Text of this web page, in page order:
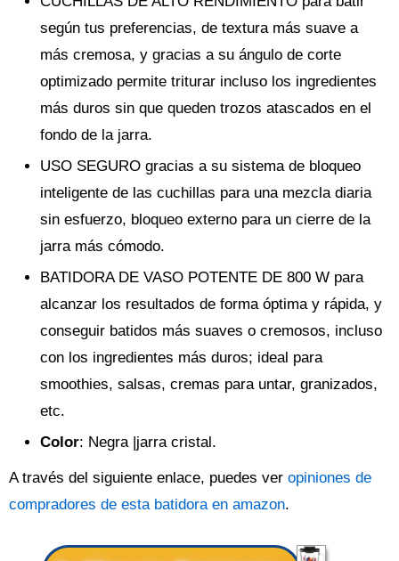
según tus preferencias, de textura más suave a
más cremosa, y gracias a su ángulo de corte
optimizado permite triturar incluso los ingredientes
más duros sin que queden trozos atascados en el
fondo de la jarra.
USO SEGURO gracias a su sistema de bloqueo
inteligente de las cuchillas para una mezcla diaria
sin esfuerzo, bloqueo externo para un cierre de la
jarra más cómodo.
BATIDORA DE VASO POTENTE DE 800 W para
alcanzar los resultados de forma óptima y rápida, y
conseguir batidos más suaves o cremosos, incluso
con los ingredientes más duros; ideal para
smoothies, salsas, cremas para untar, granizados,
etc.
Color: Negra |jarra cristal.
A través del siguiente enlace, puedes ver opiniones de
compradores de esta batidora en amazon.